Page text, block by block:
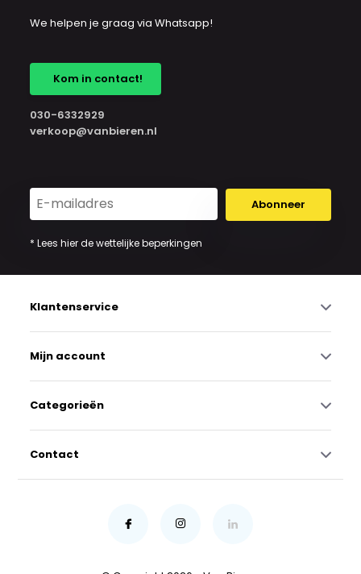
We helpen je graag via Whatsapp!
Kom in contact!
030-6332929
verkoop@vanbieren.nl
Abonneer
* Lees hier de wettelijke beperkingen
Klantenservice
Mijn account
Categorieën
Contact